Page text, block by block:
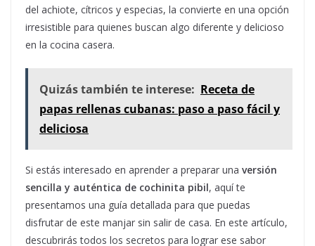
del achiote, cítricos y especias, la convierte en una opción
irresistible para quienes buscan algo diferente y delicioso
en la cocina casera.
Quizás también te interese: Receta de
papas rellenas cubanas: paso a paso fácil y
deliciosa
Si estás interesado en aprender a preparar una versión
sencilla y auténtica de cochinita pibil, aquí te
presentamos una guía detallada para que puedas
disfrutar de este manjar sin salir de casa. En este artículo,
descubrirás todos los secretos para lograr ese sabor